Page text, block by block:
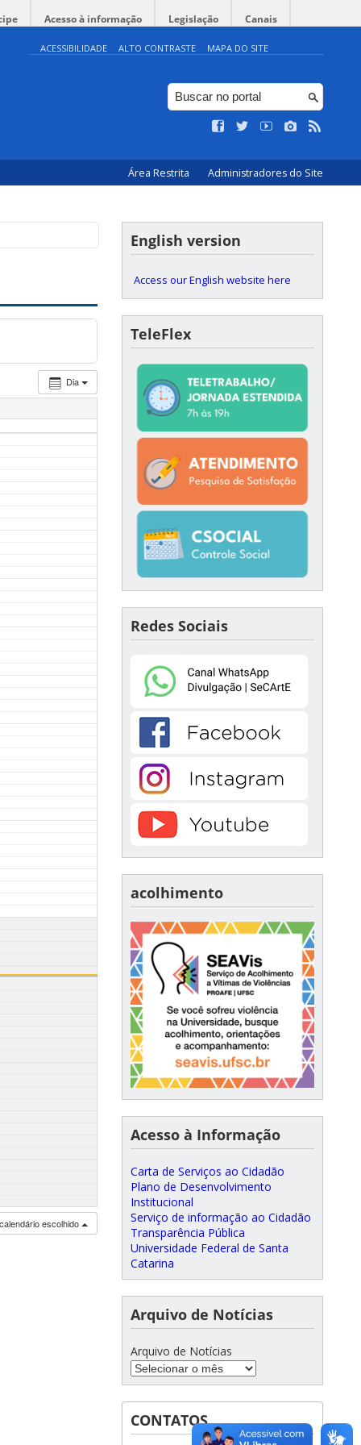
Acesso à informação Legislação Canais
ACESSIBILIDADE ALTO CONTRASTE MAPA DO SITE
Área Restrita Administradores do Site
Dia
escolhido
English version
Access our English website here
TeleFlex
Redes Sociais
acolhimento
Acesso à Informação
Carta de Serviços ao Cidadão
Plano de Desenvolvimento
Institucional
Serviço de informação ao Cidadão
Transparência Pública
Universidade Federal de Santa
Catarina
Arquivo de Notícias
Arquivo de Notícias
CONTATOS